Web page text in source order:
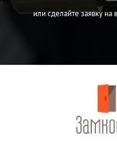
или сделайте заявку